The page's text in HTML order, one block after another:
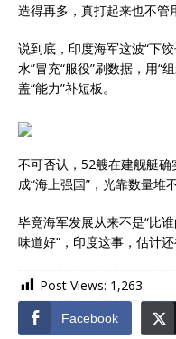
造得再多，真打起来也不管
说到底，印度海军这波“下
水”冒充“服役”刷数据，用“
盖“能力”补短板。
不可否认，52艘在建舰艇
成“海上强国”，光靠数量堆
毕竟海军发展从来不是“比
味道好”，印度这事，估计还
Post Views: 1,263
Facebook